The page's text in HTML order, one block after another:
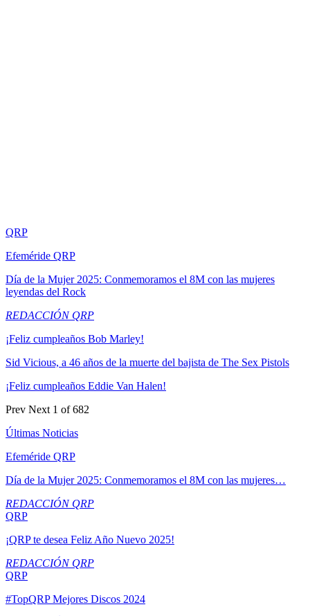
QRP
Efeméride QRP
Día de la Mujer 2025: Conmemoramos el 8M con las mujeres
leyendas del Rock
REDACCIÓN QRP
¡Feliz cumpleaños Bob Marley!
Sid Vicious, a 46 años de la muerte del bajista de The Sex Pistols
¡Feliz cumpleaños Eddie Van Halen!
Prev Next 1 of 682
Últimas Noticias
Efeméride QRP
Día de la Mujer 2025: Conmemoramos el 8M con las mujeres…
REDACCIÓN QRP
QRP
¡QRP te desea Feliz Año Nuevo 2025!
REDACCIÓN QRP
QRP
#TopQRP Mejores Discos 2024